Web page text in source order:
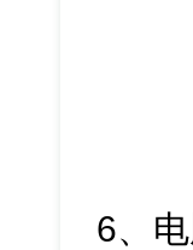
6、